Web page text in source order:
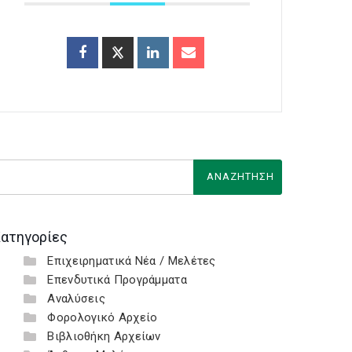
Επιχειρηματικά Νέα / Μελέτες
Επενδυτικά Προγράμματα
Αναλύσεις
Φορολογικό Αρχείο
Βιβλιοθήκη Αρχείων